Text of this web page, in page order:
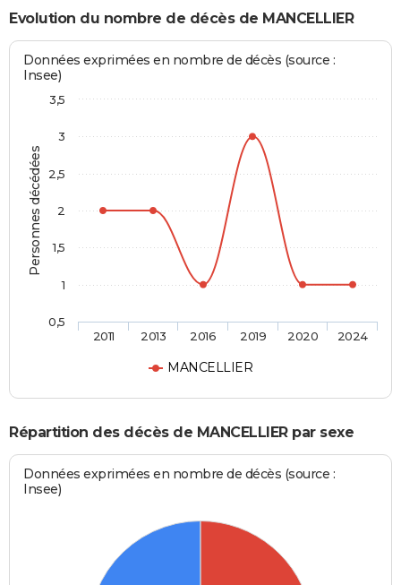
Evolution du nombre de décès de MANCELLIER
Personnes décédées
Données exprimées en nombre de décès (source :
Insee)
MANCELLIER
2011 2013 2016 2019 2020 2024
0,5
1
1,5
2
2,5
3
3,5
Répartition des décès de MANCELLIER par sexe
Données exprimées en nombre de décès (source :
Insee)